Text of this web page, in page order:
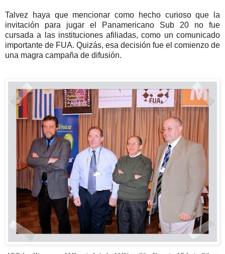
Talvez haya que mencionar como hecho curioso que la
invitación para jugar el Panamericano Sub 20 no fue
cursada a las instituciones afiliadas, como un comunicado
importante de FUA. Quizás, esa decisión fue el comienzo de
una magra campaña de difusión.